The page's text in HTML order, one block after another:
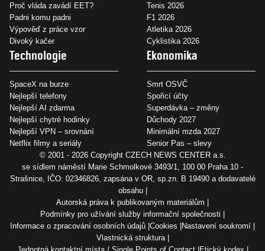
Proč vláda zavádí EET?
Padni komu padni
Výpověď z práce vzor
Divoký kačer
Tenis 2026
F1 2026
Atletika 2026
Cyklistika 2026
Technologie
SpaceX na burze
Nejlepší telefony
Nejlepší AI zdarma
Nejlepší chytré hodinky
Nejlepší VPN – srovnání
Netflix filmy a seriály
Ekonomika
Smrt OSVČ
Spořicí účty
Superdávka – změny
Důchody 2027
Minimální mzda 2027
Senior Pas – slevy
© 2001 - 2026 Copyright CZECH NEWS CENTER a.s.
se sídlem náměstí Marie Schmolkové 3493/1, 100 00 Praha 10 -
Strašnice, IČO: 02346826, zapsána v OR, sp.zn. B 19490 a dodavatelé
obsahu
Autorská práva k publikovaným materiálům
Podmínky pro užívání služby informační společnosti
Informace o zpracování osobních údajů Cookies Nastavení soukromí
Vlastnická struktura